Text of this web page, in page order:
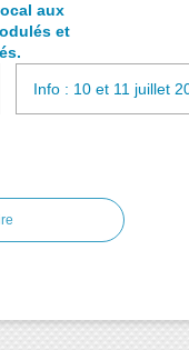
aux
et